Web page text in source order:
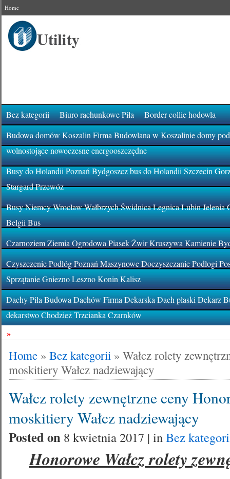
Home
Bez kategorii Biuro rachunkowe Piła
Border collie hodowla
Budowa domów Koszalin Firma Budowlana w Koszalinie domy
wolnostojące nowoczesne energooszczędne
Busy do Holandii Poznań Bydgoszcz bus do Holandii Szczecin
Stargard Przewóz
Busy Niemcy Wrocław Wałbrzych Świdnica Legnica Lubin
Belgii Bus
Czarnoziem Ziemia Ogrodowa Piasek Żwir Kruszywa Kamienie
Czyszczenie Podłóg Poznań Maszynowe Doczyszczanie Podłogi
Sprzątanie Gniezno Leszno Konin Kalisz
Dachy Piła Budowa Dachów Firma Dekarska Dach płaski Dekarz
dekarstwo Chodzież Trzcianka Czarnków
»
Home »Bez kategorii »Wałcz rolety
moskitiery Wałcz nadziewający
Wałcz rolety zewnętrzne ceny
moskitiery Wałcz nadziewający
Posted on 8 kwietnia 2017 | inBez
Honorowe Wałcz rolety